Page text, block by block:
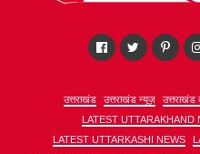
उत्तराखंड उत्तराखंड न्यूज़ उत्तराखंड
LATEST UTTARAKHAND
LATEST UTTARKASHI NEWS